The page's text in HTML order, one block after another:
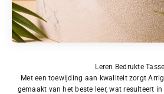
Met een toewijding aan kwaliteit zorgt
gemaakt van het beste leer, wat resulteert